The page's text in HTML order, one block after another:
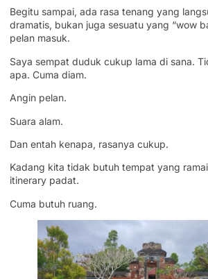
Begitu sampai, ada rasa tenang yang
dramatis, bukan juga sesuatu yang “wow
pelan masuk.
Saya sempat duduk cukup lama di sana.
apa. Cuma diam.
Angin pelan.
Suara alam.
Dan entah kenapa, rasanya cukup.
Kadang kita tidak butuh tempat yang
itinerary padat.
Cuma butuh ruang.